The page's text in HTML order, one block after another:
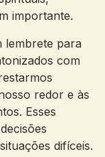
importante.
lembrete para
com
redor e às
Esses
difíceis.